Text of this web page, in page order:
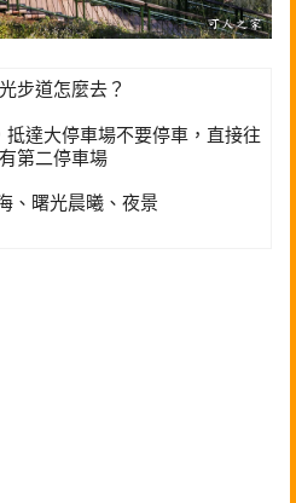
步道怎麼去？
達大停車場不要停車，直接往
有第二停車場
、曙光晨曦、夜景